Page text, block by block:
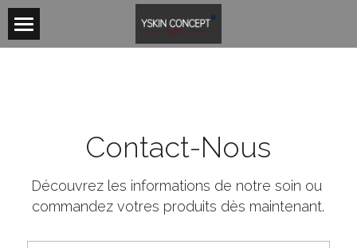
HOME
CONTACT
Contact-Nous
Découvrez les informations de notre soin ou
commandez votres produits dès maintenant.